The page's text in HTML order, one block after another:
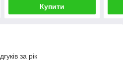
Купити
за рік